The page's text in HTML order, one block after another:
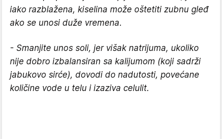
iako razblažena, kiselina može oštetiti zubnu gleđ
ako se unosi duže vremena.
- Smanjite unos soli, jer višak natrijuma, ukoliko
nije dobro izbalansiran sa kalijumom (koji sadrži
jabukovo sirće), dovodi do nadutosti, povećane
količine vode u telu i izaziva celulit.